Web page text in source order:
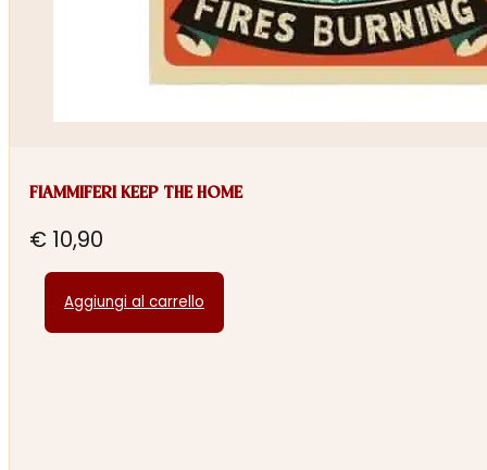
FIAMMIFERI KEEP THE HOME
€ 10,90
Aggiungi al carrello